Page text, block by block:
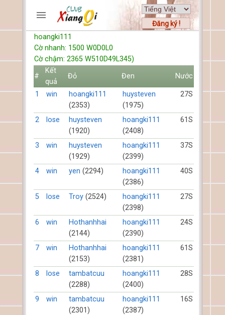
Đăng ký !
TRƯƠNG MỤC
Trang chủ
Đăng ký
Thành viên mới
Cách chơi
Hỏi đáp
Luật cờ tướng
Luật cờ úp
hoangki111
Cờ nhanh: 1500 W0D0L0
Cờ chậm: 2365 W510D49L345)
#
Kết
quả
Đỏ Đen Nước
1 win
hoangki111
(2353)
huysteven
(1975)
27S
2 lose
huysteven
(1920)
hoangki111
(2408)
61S
3 win
huysteven
(1929)
hoangki111
(2399)
37S
4 win yen (2294)
hoangki111
(2386)
40S
5 lose Troy (2524)
hoangki111
(2398)
27S
6 win
Hothanhhai
(2144)
hoangki111
(2390)
24S
7 win
Hothanhhai
(2153)
hoangki111
(2381)
61S
8 lose
tambatcuu
(2288)
hoangki111
(2400)
28S
9 win
tambatcuu
(2301)
hoangki111
(2387)
16S